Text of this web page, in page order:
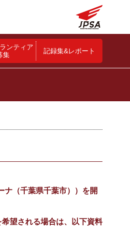
ンティア
集
記録集&レポート
ナ（千葉県千葉市））を開
望される場合は、以下資料